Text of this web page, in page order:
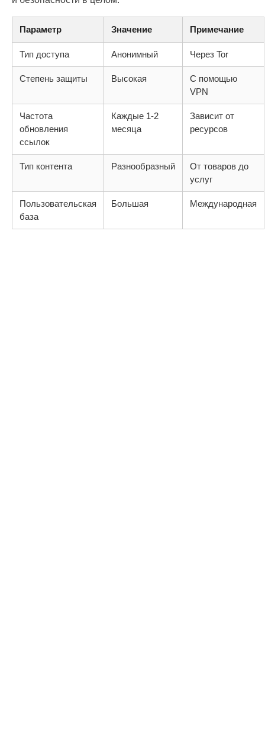
Параметр Значение Примечание
Тип доступа Анонимный Через Tor
Степень защиты Высокая
С помощью
VPN
Частота
обновления
ссылок
Каждые 1-2
месяца
Зависит от
ресурсов
Тип контента Разнообразный
От товаров до
услуг
Пользовательская
база
Большая Международная